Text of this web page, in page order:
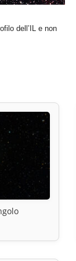
dell’IL e non